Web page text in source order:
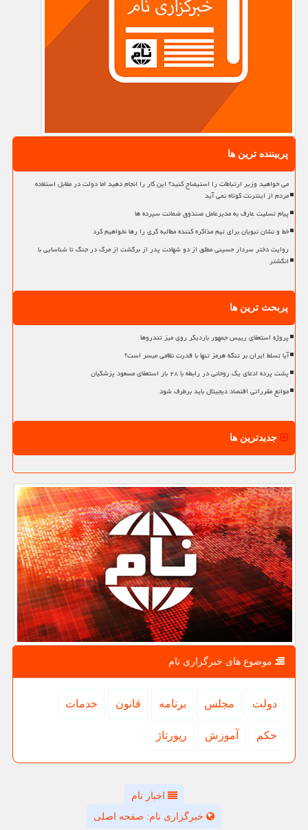
پربیننده ترین ها
می خواهید وزیر ارتباطات را استیضاح کنید؟ این کار را انجام دهید اما دولت در مقابل استفاده
مردم از اینترنت کوتاه نمی آید
پیام تسلیت عارف به مدیرعامل صندوق ضمانت سپرده ها
خط و نشان نبویان برای تیم مذاکره کننده مطالبه گری را رها نخواهیم کرد
روایت دختر سردار حسینی مطلق از دو شهادت پدر از برگشت از مرگ در جنگ تا شناسایی با
انگشتر
پربحث ترین ها
پروژه استعفای رییس جمهور باردیگر روی میز تندروها
آیا تسلط ایران بر تنگه هرمز تنها با قدرت نظامی میسر است؟
پشت پرده ادعای یک روحانی در رابطه با ۲۸ بار استعفای مسعود پزشکیان
موانع مقرراتی اقتصاد دیجیتال باید برطرف شود
جدیدترین ها
موضوع های خبرگزاری نام
دولت مجلس برنامه قانون خدمات
حكم آموزش رپورتاژ
اخبار نام
خبرگزاری نام: صفحه اصلی